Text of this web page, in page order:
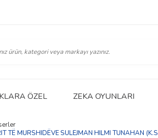
ÖZEL ZEKA OYUNLARI
TË MURSHIDËVE SULEJMAN HILMI TUNAHAN